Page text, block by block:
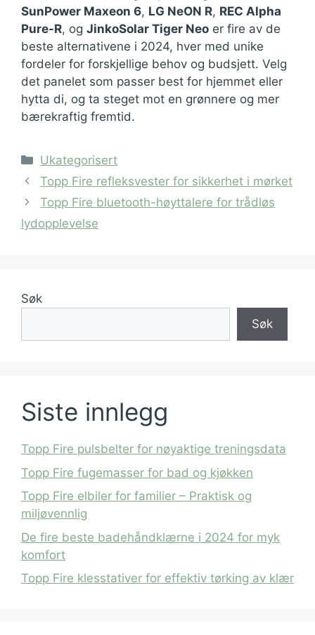
SunPower Maxeon 6, LG NeON R, REC Alpha
Pure-R, og JinkoSolar Tiger Neo er fire av de
beste alternativene i 2024, hver med unike
fordeler for forskjellige behov og budsjett. Velg
det panelet som passer best for hjemmet eller
hytta di, og ta steget mot en grønnere og mer
bærekraftig fremtid.
Kategorier
Ukategorisert
Topp Fire refleksvester for sikkerhet i mørket
Topp Fire bluetooth-høyttalere for trådløs
lydopplevelse
Søk
Søk
Siste innlegg
Topp Fire pulsbelter for nøyaktige treningsdata
Topp Fire fugemasser for bad og kjøkken
Topp Fire elbiler for familier – Praktisk og
miljøvennlig
De fire beste badehåndklærne i 2024 for myk
komfort
Topp Fire klesstativer for effektiv tørking av klær